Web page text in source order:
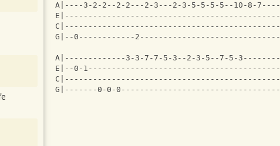
A|----3-2-2--2-2---2-3---2-3-5-5-5-5--10-8-
G|--0------------
A|-------------3-3-7-7-5-3--2-3-5--7-5-
E|--0-
G|-------0-0-